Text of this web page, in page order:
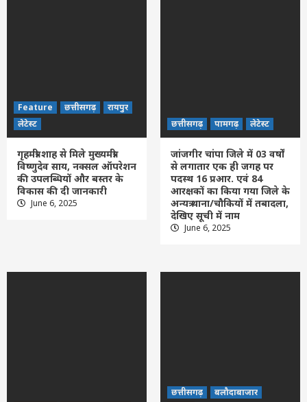
Feature छत्तीसगढ़
रायपुर
लेटेस्ट
गृहमंत्री शाह से मिले मुख्यमंत्री
विष्णुदेव साय, नक्सल ऑपरेशन
की उपलब्धियों और बस्तर के
विकास की दी जानकारी
June 6, 2025
छत्तीसगढ़ पामगढ़ लेटेस्ट
जांजगीर चांपा जिले में 03 वर्षों
से लगातार एक ही जगह पर
पदस्थ 16 प्रआर. एवं 84
आरक्षकों का किया गया जिले के
अन्यत्र थाना/चौकियों में तबादला,
देखिए सूची में नाम
June 6, 2025
छत्तीसगढ़
बलौदाबाजार